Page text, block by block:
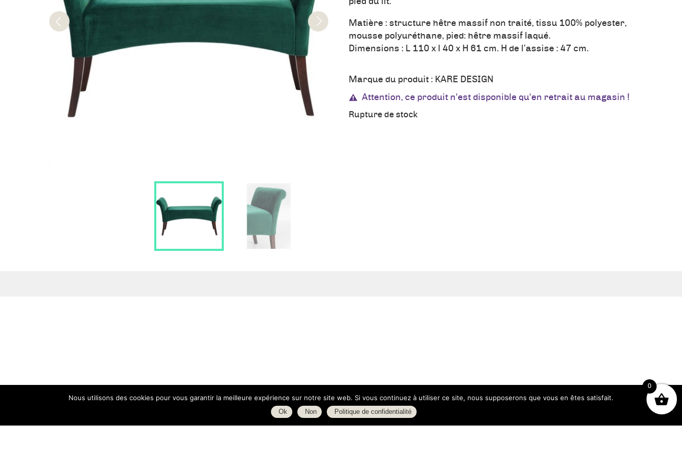
Matière : structure hêtre massif non traité, tissu 100% polyester,
mousse polyuréthane, pied: hêtre massif laqué.
Dimensions : L 110 x l 40 x H 61 cm. H de l’assise : 47 cm.
Marque du produit : KARE DESIGN
Attention, ce produit n'est disponible qu'en retrait au magasin !
Rupture de stock
0
Nous utilisons des cookies pour vous garantir la meilleure expérience sur notre site web. Si vous continuez à utiliser ce site, nous supposerons que vous en êtes satisfait.
Ok Non Politique de confidentialité